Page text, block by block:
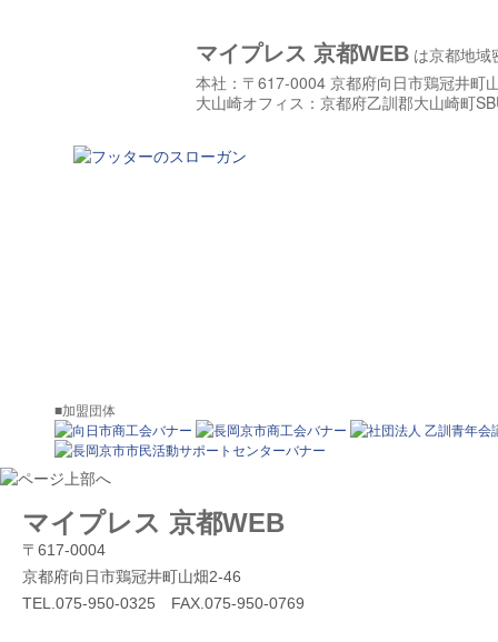
マイプレス 京都WEB は京都地域
本社：〒617-0004 京都府向日市鶏冠井
大山崎オフィス：京都府乙訓郡大山崎町
■加盟団体
マイプレス 京都WEB
〒617-0004
京都府向日市鶏冠井町山畑2-46
TEL.075-950-0325 FAX.075-950-0769